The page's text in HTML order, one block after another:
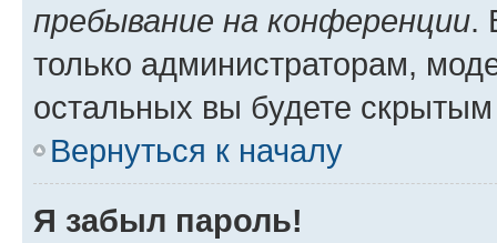
пребывание на конференции.
только администраторам,
остальных вы будете
Вернуться к началу
Я забыл пароль!